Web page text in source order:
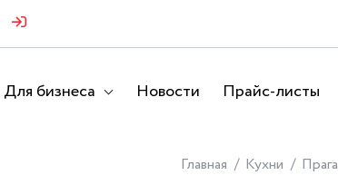
Для бизнеса Новости Прайс-листы
Главная Кухни Прага